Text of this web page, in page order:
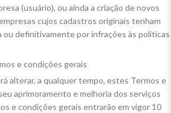
(usuário), ou ainda a criação de novos
cujos cadastros originais tenham
ou definitivamente por infrações às políticas
e condições gerais
alterar, a qualquer tempo, estes Termos e
aprimoramento e melhoria dos serviços
e condições gerais entrarão em vigor 10